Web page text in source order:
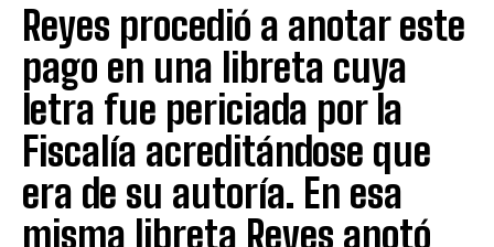
Reyes procedió a anotar este
pago en una libreta cuya
letra fue periciada por la
Fiscalía acreditándose que
era de su autoría. En esa
misma libreta Reyes anotó